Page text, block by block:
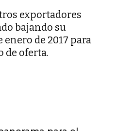
exportadores
bajando su
de 2017 para
de oferta.